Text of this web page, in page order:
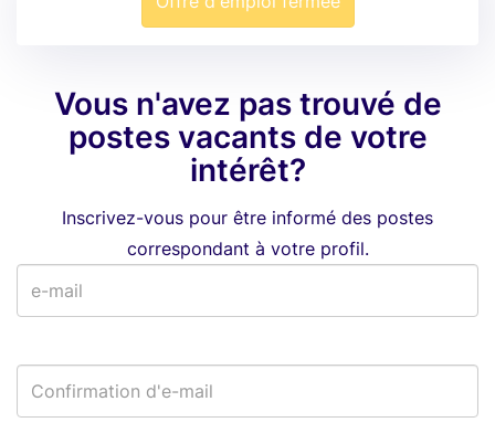
Vous n'avez pas trouvé de
postes vacants de votre
intérêt?
Inscrivez-vous pour être informé des postes
correspondant à votre profil.